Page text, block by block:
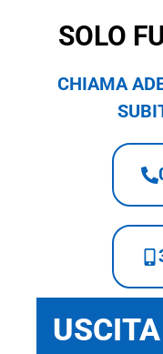
SOLO
CHIAMA